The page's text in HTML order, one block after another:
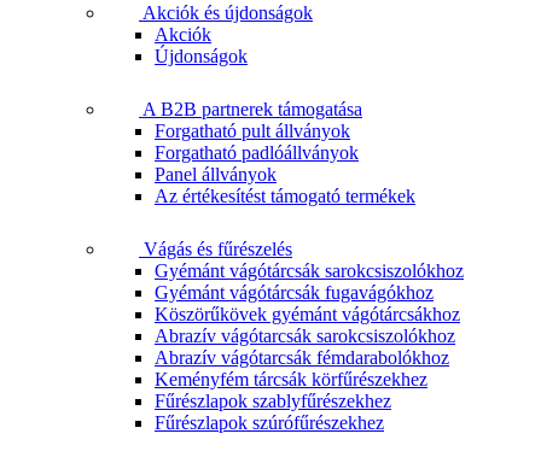
Akciók és újdonságok
Akciók
Újdonságok
A B2B partnerek támogatása
Forgatható pult állványok
Forgatható padlóállványok
Panel állványok
Az értékesítést támogató termékek
Vágás és fűrészelés
Gyémánt vágótárcsák sarokcsiszolókhoz
Gyémánt vágótárcsák fugavágókhoz
Köszörűkövek gyémánt vágótárcsákhoz
Abrazív vágótarcsák sarokcsiszolókhoz
Abrazív vágótarcsák fémdarabolókhoz
Keményfém tárcsák körfűrészekhez
Fűrészlapok szablyfűrészekhez
Fűrészlapok szúrófűrészekhez